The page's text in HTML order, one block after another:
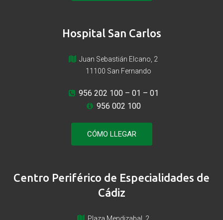
Hospital San Carlos
Juan Sebastián Elcano, 2
11100 San Fernando
956 202 100– 01 – 01
956 002 100
CÓMO LLEGAR
Centro Periférico de Especialidades de
Cádiz